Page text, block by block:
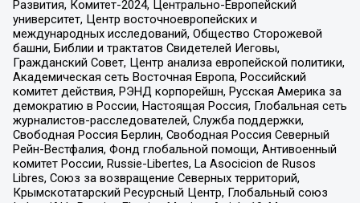
Развития, Комитет-2024, Центрально-Европейский
университет, Центр восточноевропейских и
международных исследований, Общество Сторожевой
башни, Библии и трактатов Свидетелей Иеговы,
Гражданский Совет, Центр анализа европейской политики,
Академическая сеть Восточная Европа, Российский
комитет действия, РЭНД корпорейшн, Русская Америка за
демократию в России, Настоящая Россия, Глобальная сеть
журналистов-расследователей, Служба поддержки,
Свободная Россия Берлин, Свободная Россия Северный
Рейн-Вестфалия, Фонд глобальной помощи, Антивоенный
комитет России, Russie-Libertes, La Asocicion de Rusos
Libres, Союз за возвращение Северных территорий,
Крымскотатарский Ресурсный Центр, Глобальный союз